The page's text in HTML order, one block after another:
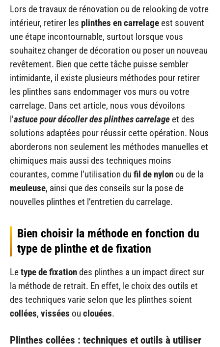
Lors de travaux de rénovation ou de relooking de votre
intérieur, retirer les plinthes en carrelage est souvent
une étape incontournable, surtout lorsque vous
souhaitez changer de décoration ou poser un nouveau
revêtement. Bien que cette tâche puisse sembler
intimidante, il existe plusieurs méthodes pour retirer
les plinthes sans endommager vos murs ou votre
carrelage. Dans cet article, nous vous dévoilons
l’astuce pour décoller des plinthes carrelage et des
solutions adaptées pour réussir cette opération. Nous
aborderons non seulement les méthodes manuelles et
chimiques mais aussi des techniques moins
courantes, comme l’utilisation du fil de nylon ou de la
meuleuse, ainsi que des conseils sur la pose de
nouvelles plinthes et l’entretien du carrelage.
Bien choisir la méthode en fonction du
type de plinthe et de fixation
Letype de fixationdes plinthes a un impact direct sur
la méthode de retrait. En effet, le choix des outils et
des techniques varie selon que les plinthes soient
collées, vissées ou clouées.
Plinthes collées : techniques et outils à utiliser